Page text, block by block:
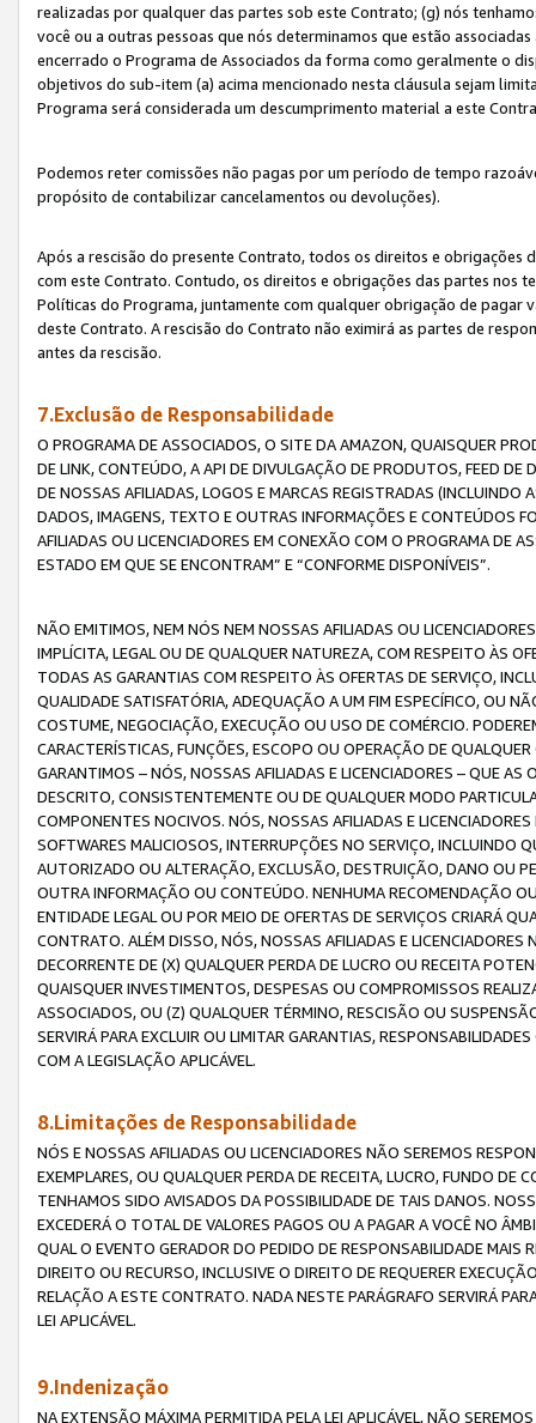
realizadas por qualquer das partes sob este Contrato; (g) nós
você ou a outras pessoas que nós determinamos que estão
encerrado o Programa de Associados da forma como geralmente o
objetivos do sub-item (a) acima mencionado nesta cláusula sejam
Programa será considerada um descumprimento material a este
Podemos reter comissões não pagas por um período de tempo
propósito de contabilizar cancelamentos ou devoluções).
Após a rescisão do presente Contrato, todos os direitos e obrigações
com este Contrato. Contudo, os direitos e obrigações das partes nos
Políticas do Programa, juntamente com qualquer obrigação de
deste Contrato. A rescisão do Contrato não eximirá as partes de
antes da rescisão.
7.Exclusão de Responsabilidade
O PROGRAMA DE ASSOCIADOS, O SITE DA AMAZON, QUAISQUER
DE LINK, CONTEÚDO, A API DE DIVULGAÇÃO DE PRODUTOS, FEED
DE NOSSAS AFILIADAS, LOGOS E MARCAS REGISTRADAS
DADOS, IMAGENS, TEXTO E OUTRAS INFORMAÇÕES E CONTEÚDOS
AFILIADAS OU LICENCIADORES EM CONEXÃO COM O PROGRAMA DE
ESTADO EM QUE SE ENCONTRAM” E “CONFORME DISPONÍVEIS”.
NÃO EMITIMOS, NEM NÓS NEM NOSSAS AFILIADAS OU
IMPLÍCITA, LEGAL OU DE QUALQUER NATUREZA, COM RESPEITO ÀS
TODAS AS GARANTIAS COM RESPEITO ÀS OFERTAS DE SERVIÇO,
QUALIDADE SATISFATÓRIA, ADEQUAÇÃO A UM FIM ESPECÍFICO, OU
COSTUME, NEGOCIAÇÃO, EXECUÇÃO OU USO DE COMÉRCIO.
CARACTERÍSTICAS, FUNÇÕES, ESCOPO OU OPERAÇÃO DE
GARANTIMOS – NÓS, NOSSAS AFILIADAS E LICENCIADORES – QUE
DESCRITO, CONSISTENTEMENTE OU DE QUALQUER MODO
COMPONENTES NOCIVOS. NÓS, NOSSAS AFILIADAS E
SOFTWARES MALICIOSOS, INTERRUPÇÕES NO SERVIÇO, INCLUINDO
AUTORIZADO OU ALTERAÇÃO, EXCLUSÃO, DESTRUIÇÃO, DANO OU
OUTRA INFORMAÇÃO OU CONTEÚDO. NENHUMA RECOMENDAÇÃO
ENTIDADE LEGAL OU POR MEIO DE OFERTAS DE SERVIÇOS CRIARÁ
CONTRATO. ALÉM DISSO, NÓS, NOSSAS AFILIADAS E
DECORRENTE DE (X) QUALQUER PERDA DE LUCRO OU RECEITA
QUAISQUER INVESTIMENTOS, DESPESAS OU COMPROMISSOS
ASSOCIADOS, OU (Z) QUALQUER TÉRMINO, RESCISÃO OU
SERVIRÁ PARA EXCLUIR OU LIMITAR GARANTIAS,
COM A LEGISLAÇÃO APLICÁVEL.
8.Limitações de Responsabilidade
NÓS E NOSSAS AFILIADAS OU LICENCIADORES NÃO SEREMOS
EXEMPLARES, OU QUALQUER PERDA DE RECEITA, LUCRO, FUNDO
TENHAMOS SIDO AVISADOS DA POSSIBILIDADE DE TAIS DANOS.
EXCEDERÁ O TOTAL DE VALORES PAGOS OU A PAGAR A VOCÊ NO
QUAL O EVENTO GERADOR DO PEDIDO DE RESPONSABILIDADE
DIREITO OU RECURSO, INCLUSIVE O DIREITO DE REQUERER
RELAÇÃO A ESTE CONTRATO. NADA NESTE PARÁGRAFO SERVIRÁ
LEI APLICÁVEL.
9.Indenização
NA EXTENSÃO MÁXIMA PERMITIDA PELA LEI APLICÁVEL, NÃO